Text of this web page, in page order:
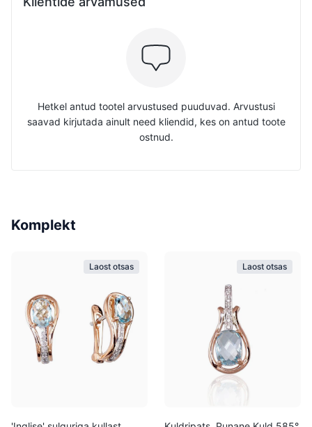
Hetkel antud tootel arvustused puuduvad. Arvustusi
saavad kirjutada ainult need kliendid, kes on antud toote
ostnud.
Komplekt
Laost otsas Laost otsas